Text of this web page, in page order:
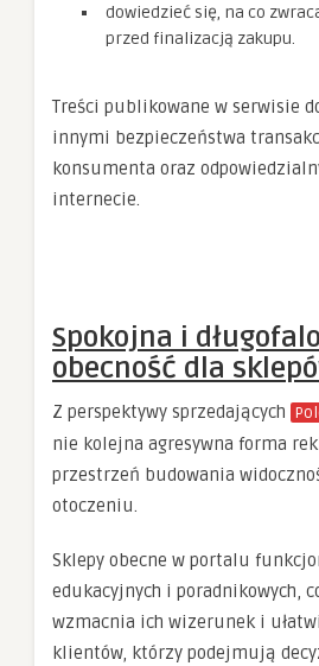
dowiedzieć się, na co
przed finalizacją zakupu.
Treści publikowane w serwisie
innymi bezpieczeństwa
konsumenta oraz
internecie.
Spokojna i
obecność dla
Z perspektywy sprzedających
nie kolejna agresywna forma
przestrzeń budowania
otoczeniu.
Sklepy obecne w portalu
edukacyjnych i poradnikowych,
wzmacnia ich wizerunek i
klientów, którzy podejmują